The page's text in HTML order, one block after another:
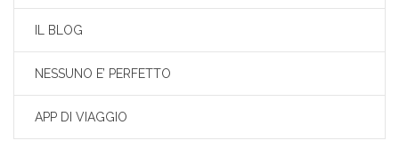
IL BLOG
NESSUNO E’ PERFETTO
APP DI VIAGGIO